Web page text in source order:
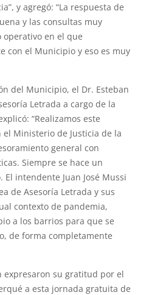
y agregó: “La respuesta de
y las consultas muy
operativo en el que
con el Municipio y eso es muy
del Municipio, el Dr. Esteban
Letrada a cargo de la
“Realizamos este
Ministerio de Justicia de la
general con
Siempre se hace un
intendente Juan José Mussi
de Asesoría Letrada y sus
contexto de pandemia,
a los barrios para que se
de forma completamente
expresaron su gratitud por el
a esta jornada gratuita de